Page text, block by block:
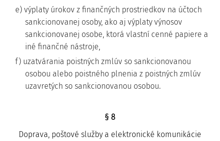
e) výplaty úrokov z finančných prostriedkov na účtoch
sankcionovanej osoby, ako aj výplaty výnosov
sankcionovanej osobe, ktorá vlastní cenné papiere a
iné finančné nástroje,
f) uzatvárania poistných zmlúv so sankcionovanou
osobou alebo poistného plnenia z poistných zmlúv
uzavretých so sankcionovanou osobou.
§ 8
Doprava, poštové služby a elektronické komunikácie